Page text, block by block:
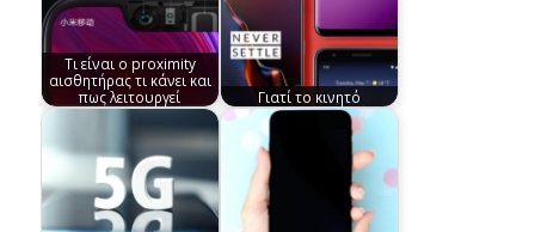
Τι είναι ο proximity
αισθητήρας τι κάνει και
πως λειτουργεί
Γιατί το κινητό